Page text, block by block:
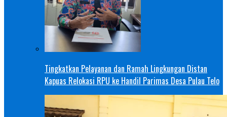
Tingkatkan Pelayanan dan Ramah Lingkungan Distan
Kapuas Relokasi RPU ke Handil Parimas Desa Pulau Telo